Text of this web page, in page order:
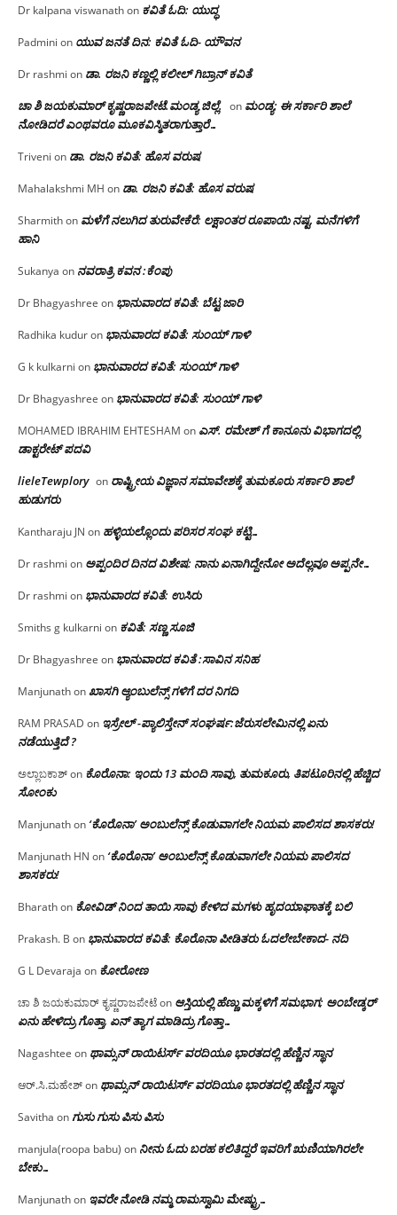
Dr kalpana viswanathon ಕವಿತೆ ಓದಿ: ಯುದ್ಧ
Padmini on ಯುವ ಜನತೆ ದಿನ: ಕವಿತೆ ಓದಿ- ಯೌವನ
Dr rashmi on ಡಾ. ರಜನಿ‌ ಕಣ್ಣಲ್ಲಿ ಕಲೀಲ್ ಗಿಬ್ರಾನ್ ಕವಿತೆ
ಚಾ ಶಿ ಜಯಕುಮಾರ್ ಕೃಷ್ಣರಾಜಪೇಟೆ.ಮಂಡ್ಯ ಜಿಲ್ಲೆ. on ಮಂಡ್ಯ: ಈ ಸರ್ಕಾರಿ ಶಾಲೆ
ನೋಡಿದರೆ ಎಂಥವರೂ ಮೂಕವಿಸ್ಮಿತರಾಗುತ್ತಾರೆ…
Triveni on ಡಾ. ರಜನಿ ಕವಿತೆ: ಹೊಸ ವರುಷ
Mahalakshmi MH on ಡಾ. ರಜನಿ ಕವಿತೆ: ಹೊಸ ವರುಷ
Sharmithon ಮಳೆಗೆ ನಲುಗಿದ ತುರುವೇಕೆರೆ: ಲಕ್ಷಾಂತರ ರೂಪಾಯಿ ನಷ್ಟ, ಮನೆಗಳಿಗೆ
ಹಾನಿ
Sukanya on ನವರಾತ್ರಿ ಕವನ :ಕೆಂಪು
Dr Bhagyashree on ಭಾನುವಾರದ ಕವಿತೆ: ಬೆಟ್ಟ ಜಾರಿ
Radhika kuduron ಭಾನುವಾರದ ಕವಿತೆ: ಸುಂಯ್ ಗಾಳಿ
G k kulkarni on ಭಾನುವಾರದ ಕವಿತೆ: ಸುಂಯ್ ಗಾಳಿ
Dr Bhagyashree on ಭಾನುವಾರದ ಕವಿತೆ: ಸುಂಯ್ ಗಾಳಿ
MOHAMED IBRAHIM EHTESHAM on ಎಸ್. ರಮೇಶ್ ಗೆ ಕಾನೂನು ವಿಭಾಗದಲ್ಲಿ
ಡಾಕ್ಟರೇಟ್ ಪದವಿ
lieleTewplory on ರಾಷ್ಟ್ರೀಯ ವಿಜ್ಞಾನ ಸಮಾವೇಶಕ್ಕೆ‌ ತುಮಕೂರು ಸರ್ಕಾರಿ ಶಾಲೆ
ಹುಡುಗರು
Kantharaju JN on ಹಳ್ಳಿಯಲ್ಲೊಂದು ಪರಿಸರ ಸಂಘ ಕಟ್ಟಿ…
Dr rashmi on ಅಪ್ಪಂದಿರ ದಿನದ ವಿಶೇಷ: ನಾನು ಏನಾಗಿದ್ದೇನೋ‌ ಅದೆಲ್ಲವೂ ಅಪ್ಪನೇ…
Dr rashmi on ಭಾನುವಾರದ ಕವಿತೆ: ಉಸಿರು
Smiths g kulkarni on ಕವಿತೆ: ಸಣ್ಣ ಸೂಜಿ
Dr Bhagyashree on ಭಾನುವಾರದ ಕವಿತೆ :ಸಾವಿನ ಸನಿಹ
Manjunathonಖಾಸಗಿ ಆ್ಯಂಬುಲೆನ್ಸ್ ಗಳಿಗೆ ದರ ನಿಗದಿ
RAM PRASAD on ಇಸ್ರೇಲ್ -ಪ್ಯಾಲಿಸ್ತೇನ್ ಸಂಘರ್ಷ:ಜೆರುಸಲೇಮಿನಲ್ಲಿ ಏನು
ನಡೆಯುತ್ತಿದೆ ?
ಅಲ್ಲಾಬಕಾಶ್on ಕೊರೊನಾ: ಇಂದು 13 ಮಂದಿ ಸಾವು, ತುಮಕೂರು, ತಿಪಟೂರಿನಲ್ಲಿ ಹೆಚ್ಚಿದ
ಸೋಂಕು
Manjunathon ‘ಕೊರೊನಾ’ ಅಂಬುಲೆನ್ಸ್ ಕೊಡುವಾಗಲೇ ನಿಯಮ ಪಾಲಿಸದ ಶಾಸಕರು!
Manjunath HN on ‘ಕೊರೊನಾ’ ಅಂಬುಲೆನ್ಸ್ ಕೊಡುವಾಗಲೇ ನಿಯಮ ಪಾಲಿಸದ
ಶಾಸಕರು!
Bharathon ಕೋವಿಡ್ ನಿಂದ ತಾಯಿ ಸಾವು ಕೇಳಿದ ಮಗಳು ಹೃದಯಾಘಾತಕ್ಕೆ ಬಲಿ
Prakash. B on ಭಾನುವಾರದ ಕವಿತೆ: ಕೊರೊನಾ ಪೀಡಿತರು ಓದಲೇಬೇಕಾದ- ನದಿ
G L Devaraja on ಕೋರೋಣ
ಚಾ ಶಿ ಜಯಕುಮಾರ್ ಕೃಷ್ಣರಾಜಪೇಟೆon ಆಸ್ತಿಯಲ್ಲಿ ಹೆಣ್ಣು ಮಕ್ಕಳಿಗೆ ಸಮಭಾಗ; ಅಂಬೇಡ್ಕರ್
ಏನು ಹೇಳಿದ್ರು ಗೊತ್ತಾ, ಏನ್ ತ್ಯಾಗ ಮಾಡಿದ್ರು ಗೊತ್ತಾ…
Nagashtee on ಥಾಮ್ಸನ್ ರಾಯಿಟರ್ಸ್ ವರದಿಯೂ ಭಾರತದಲ್ಲಿ ಹೆಣ್ಣಿನ ಸ್ಥಾನ‌
ಆರ್.ಸಿ.ಮಹೇಶ್on ಥಾಮ್ಸನ್ ರಾಯಿಟರ್ಸ್ ವರದಿಯೂ ಭಾರತದಲ್ಲಿ ಹೆಣ್ಣಿನ ಸ್ಥಾನ‌
Savitha onಗುಸು ಗುಸು ಪಿಸು ಪಿಸು
manjula(roopa babu) on ನೀನು ಓದು ಬರಹ ಕಲಿತಿದ್ದರೆ ಇವರಿಗೆ ಋಣಿಯಾಗಿರಲೇ
ಬೇಕು…
Manjunathon ಇವರೇ‌ ನೋಡಿ‌ ನಮ್ಮ‌ ರಾಮಸ್ವಾಮಿ ಮೇಷ್ಟ್ರು…